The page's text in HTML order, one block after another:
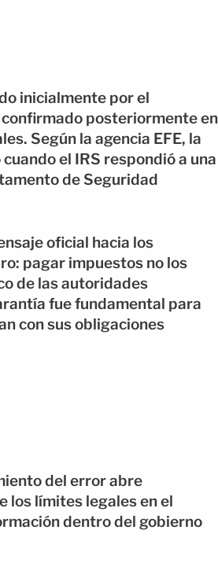
inicialmente por el
posteriormente en
Según la agencia EFE, la
el IRS respondió a una
de Seguridad
oficial hacia los
pagar impuestos no los
de las autoridades
fue fundamental para
con sus obligaciones
del error abre
los límites legales en el
dentro del gobierno